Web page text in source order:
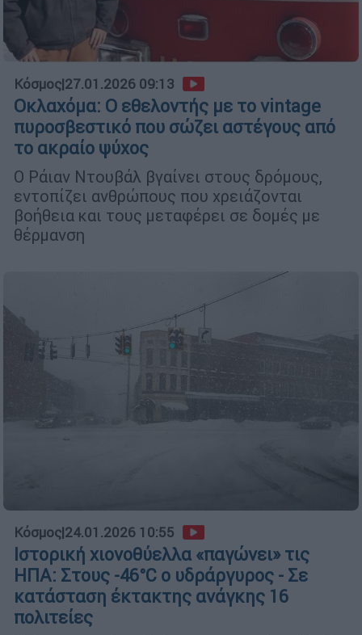
Κόσμος|27.01.2026 09:13
Οκλαχόμα: Ο εθελοντής με το vintage
πυροσβεστικό που σώζει αστέγους από
το ακραίο ψύχος
Ο Ράιαν Ντουβάλ βγαίνει στους δρόμους,
εντοπίζει ανθρώπους που χρειάζονται
βοήθεια και τους μεταφέρει σε δομές με
θέρμανση
Κόσμος|24.01.2026 10:55
Ιστορική χιονοθύελλα «παγώνει» τις
ΗΠΑ: Στους -46°C ο υδράργυρος - Σε
κατάσταση έκτακτης ανάγκης 16
πολιτείες